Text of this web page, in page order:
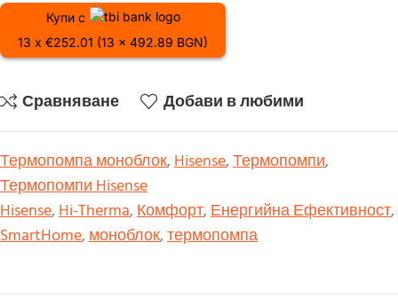
Купи с
13 x €252.01 (13 x 492.89 BGN)
Сравняване Добави в любими
Термопомпа моноблок,Hisense,Термопомпи,
Термопомпи Hisense
Hisense,Hi-Therma,Комфорт,Енергийна Ефективност,
SmartHome,моноблок,термопомпа